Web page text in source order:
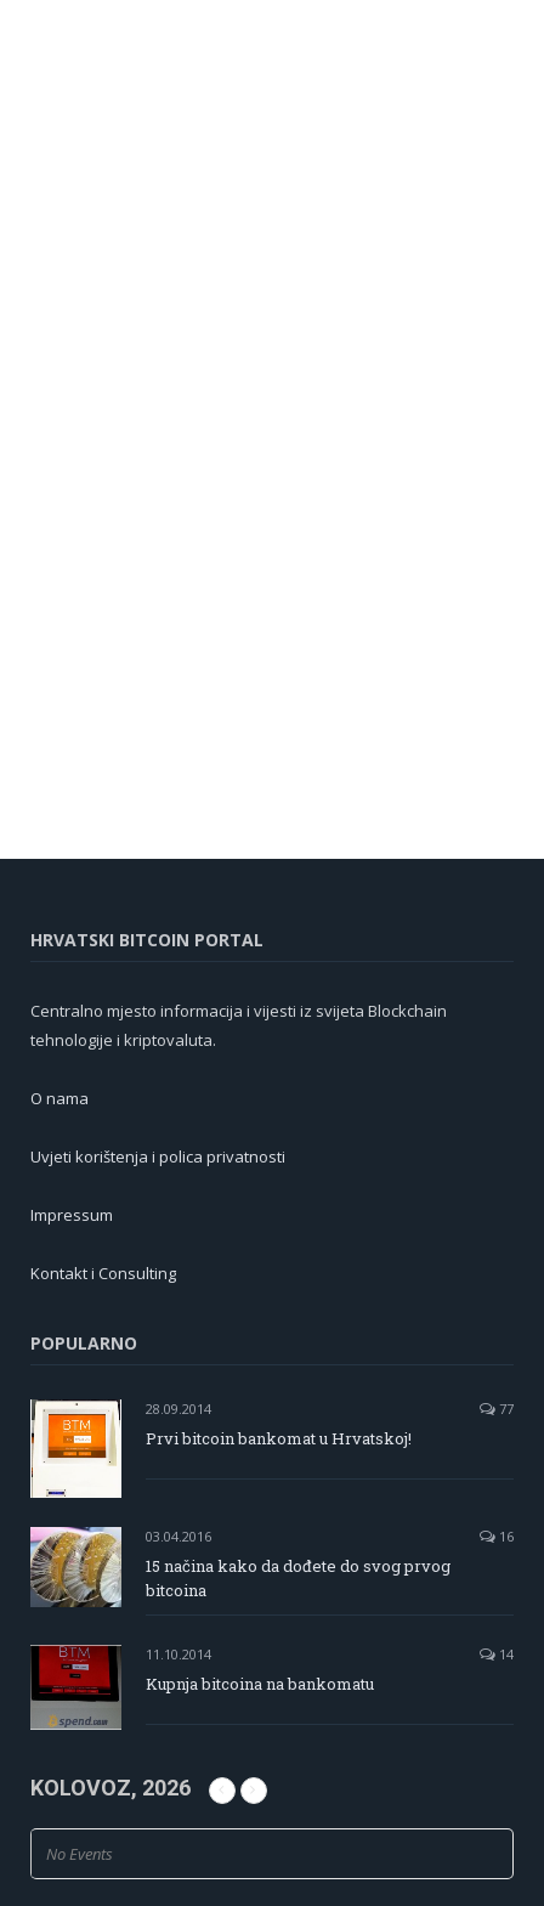
HRVATSKI BITCOIN PORTAL
Centralno mjesto informacija i vijesti iz svijeta Blockchain
tehnologije i kriptovaluta.
O nama
Uvjeti korištenja i polica privatnosti
Impressum
Kontakt i Consulting
POPULARNO
28.09.2014 77
Prvi bitcoin bankomat u Hrvatskoj!
03.04.2016 16
15 načina kako da dođete do svog prvog
bitcoina
11.10.2014 14
Kupnja bitcoina na bankomatu
KOLOVOZ, 2026
No Events